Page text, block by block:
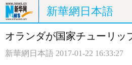
新華網日本語
ホームページ 政治
オランダが国家チューリッ
新華網日本語 2017-01-22 16:33:27